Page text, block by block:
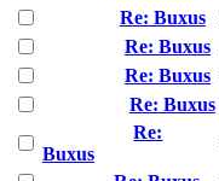
Re: Buxus
Re: Buxus
Re: Buxus
Re: Buxus
Re:
Buxus